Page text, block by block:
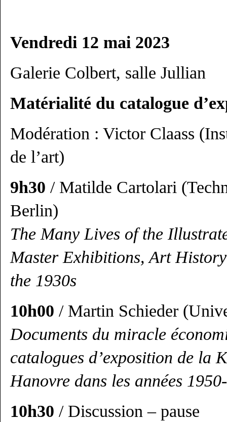
Vendredi 12 mai 2023
Galerie Colbert, salle Jullian
Matérialité du catalogue
Modération : Victor Claass
de l’art)
9h30 / Matilde Cartolari
Berlin)
The Many Lives of the
Master Exhibitions, Art
the 1930s
10h00 / Martin Schieder
Documents du miracle
catalogues d’exposition de la
Hanovre dans les années
10h30 / Discussion – pause